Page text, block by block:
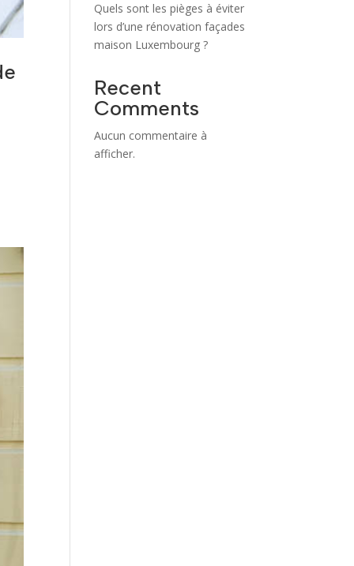
Quels sont les pièges à éviter
lors d’une rénovation façades
maison Luxembourg ?
Recent
Comments
Aucun commentaire à
afficher.